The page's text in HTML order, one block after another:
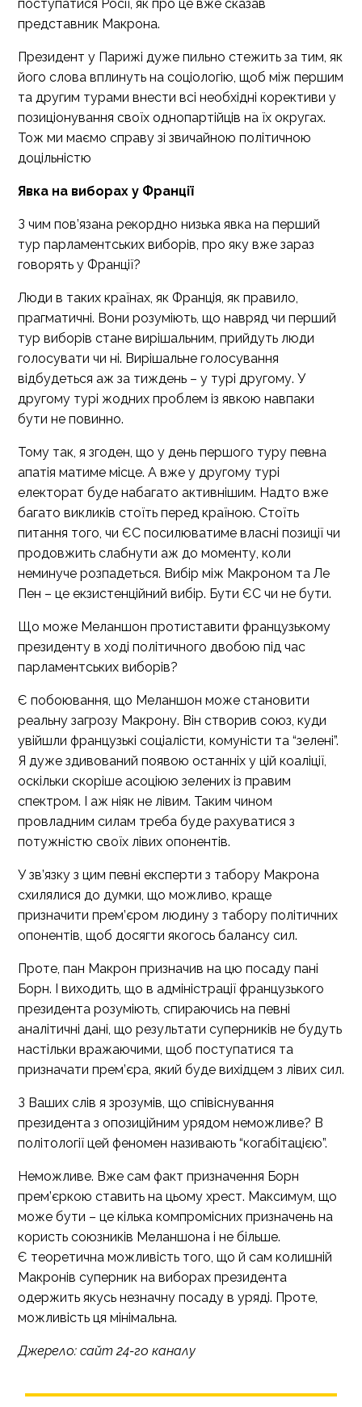
поступатися Росії, як про це вже сказав
представник Макрона.
Президент у Парижі дуже пильно стежить за тим, як
його слова вплинуть на соціологію, щоб між першим
та другим турами внести всі необхідні корективи у
позиціонування своїх однопартійців на їх округах.
Тож ми маємо справу зі звичайною політичною
доцільністю
Явка на виборах у Франції
З чим пов’язана рекордно низька явка на перший
тур парламентських виборів, про яку вже зараз
говорять у Франції?
Люди в таких країнах, як Франція, як правило,
прагматичні. Вони розуміють, що навряд чи перший
тур виборів стане вирішальним, прийдуть люди
голосувати чи ні. Вирішальне голосування
відбудеться аж за тиждень – у турі другому. У
другому турі жодних проблем із явкою навпаки
бути не повинно.
Тому так, я згоден, що у день першого туру певна
апатія матиме місце. А вже у другому турі
електорат буде набагато активнішим. Надто вже
багато викликів стоїть перед країною. Стоїть
питання того, чи ЄС посилюватиме власні позиції чи
продовжить слабнути аж до моменту, коли
неминуче розпадеться. Вибір між Макроном та Ле
Пен – це екзистенційний вибір. Бути ЄС чи не бути.
Що може Меланшон протиставити французькому
президенту в ході політичного двобою під час
парламентських виборів?
Є побоювання, що Меланшон може становити
реальну загрозу Макрону. Він створив союз, куди
увійшли французькі соціалісти, комуністи та “зелені”.
Я дуже здивований появою останніх у цій коаліції,
оскільки скоріше асоціюю зелених із правим
спектром. І аж ніяк не лівим. Таким чином
провладним силам треба буде рахуватися з
потужністю своїх лівих опонентів.
У зв’язку з цим певні експерти з табору Макрона
схилялися до думки, що можливо, краще
призначити прем’єром людину з табору політичних
опонентів, щоб досягти якогось балансу сил.
Проте, пан Макрон призначив на цю посаду пані
Борн. І виходить, що в адміністрації французького
президента розуміють, спираючись на певні
аналітичні дані, що результати суперників не будуть
настільки вражаючими, щоб поступатися та
призначати прем’єра, який буде вихідцем з лівих сил.
З Ваших слів я зрозумів, що співіснування
президента з опозиційним урядом неможливе? В
політології цей феномен називають “когабітацією”.
Неможливе. Вже сам факт призначення Борн
прем’єркою ставить на цьому хрест. Максимум, що
може бути – це кілька компромісних призначень на
користь союзників Меланшона і не більше.
Є теоретична можливість того, що й сам колишній
Макронів суперник на виборах президента
одержить якусь незначну посаду в уряді. Проте,
можливість ця мінімальна.
Джерело: сайт 24-го каналу